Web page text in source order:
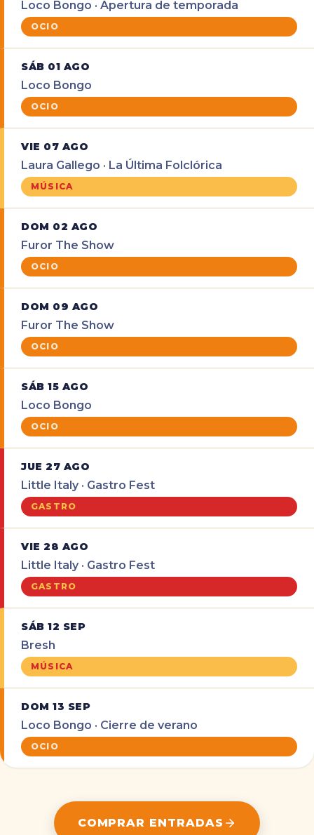
Loco Bongo · Apertura de temporada
OCIO
SÁB 01 AGO
Loco Bongo
OCIO
VIE 07 AGO
Laura Gallego · La Última Folclórica
MÚSICA
DOM 02 AGO
Furor The Show
OCIO
DOM 09 AGO
Furor The Show
OCIO
SÁB 15 AGO
Loco Bongo
OCIO
JUE 27 AGO
Little Italy · Gastro Fest
GASTRO
VIE 28 AGO
Little Italy · Gastro Fest
GASTRO
SÁB 12 SEP
Bresh
MÚSICA
DOM 13 SEP
Loco Bongo · Cierre de verano
OCIO
COMPRAR ENTRADAS